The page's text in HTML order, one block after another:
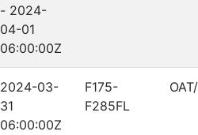
- 2024-
04-01
06:00:00Z
2024-03-
31
06:00:00Z
F175-
F285FL